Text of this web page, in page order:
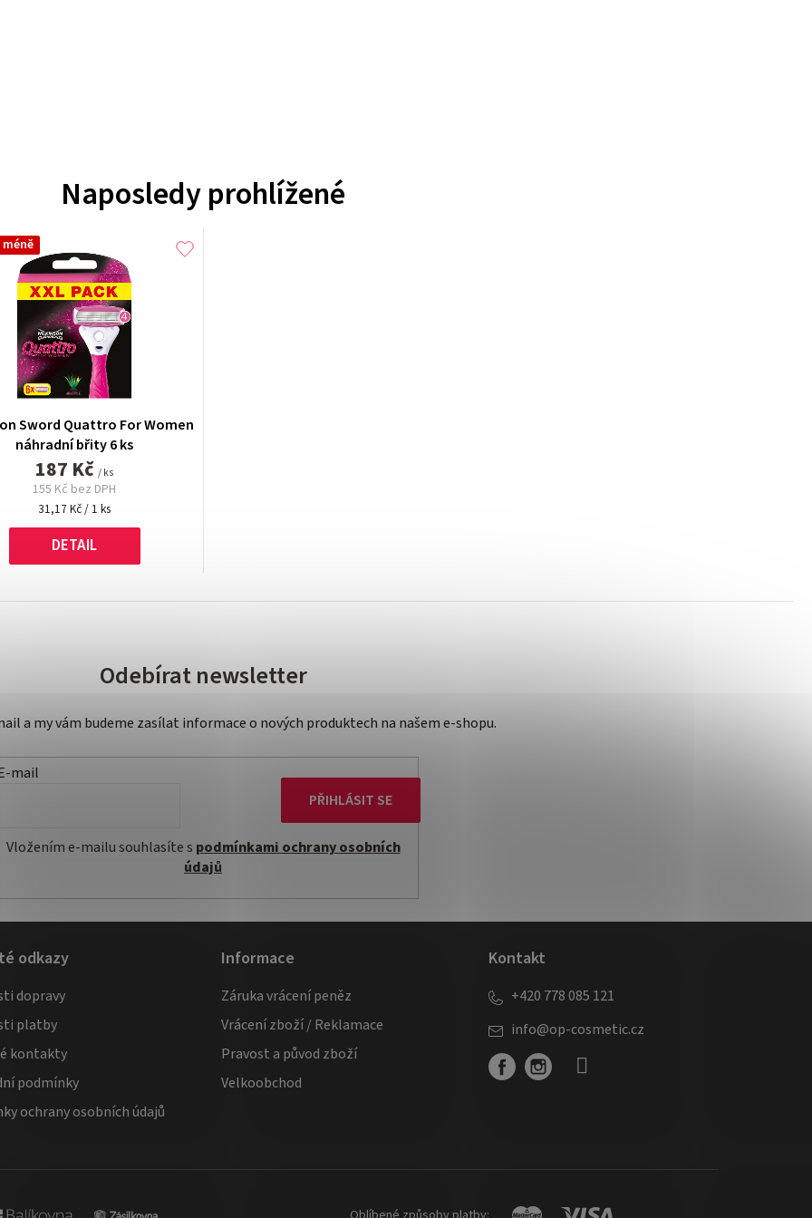
Naposledy prohlížené
Sword Quattro For Women
náhradní břity 6 ks
187 Kč / ks
155 Kč bez DPH
Měrná
31,17 Kč / 1 ks
DETAIL
Odebírat newsletter
a my vám budeme zasílat informace o nových produktech na našem e-shopu.
mail
Vložením e-mailu souhlasíte s podmínkami ochrany osobních
údajů
PŘIHLÁSIT SE
odkazy
dopravy
platby
kontakty
podmínky
ochrany osobních údajů
Informace
Záruka vrácení peněz
Vrácení zboží / Reklamace
Pravost a původ zboží
Velkoobchod
Kontakt
info@op-cosmetic.cz
+420 778 085 121